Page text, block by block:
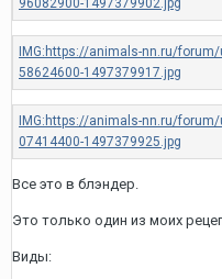
Все это в блэндер.
Это только один из моих
Виды: